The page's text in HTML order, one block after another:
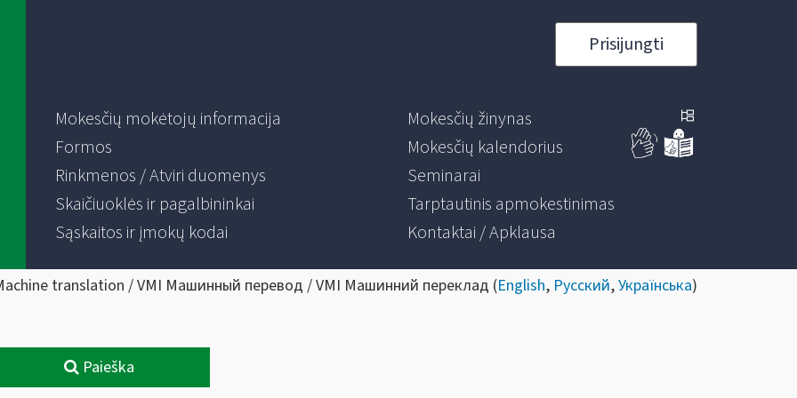
Prisijungti
Mokesčių mokėtojų informacija
Formos
Rinkmenos / Atviri duomenys
Skaičiuoklės ir pagalbininkai
Sąskaitos ir įmokų kodai
Mokesčių žinynas
Mokesčių kalendorius
Seminarai
Tarptautinis apmokestinimas
Kontaktai / Apklausa
translation / VMI Машинный перевод / VMI Машинний переклад (English, Русский,Українська)
Paieška